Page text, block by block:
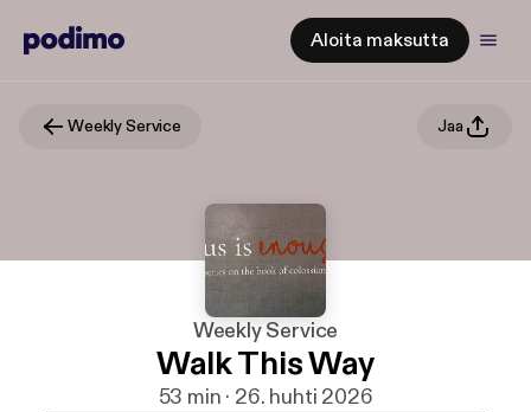
Aloita maksutta
Weekly Service Jaa
Weekly Service
Walk This Way
53 min · 26. huhti 2026